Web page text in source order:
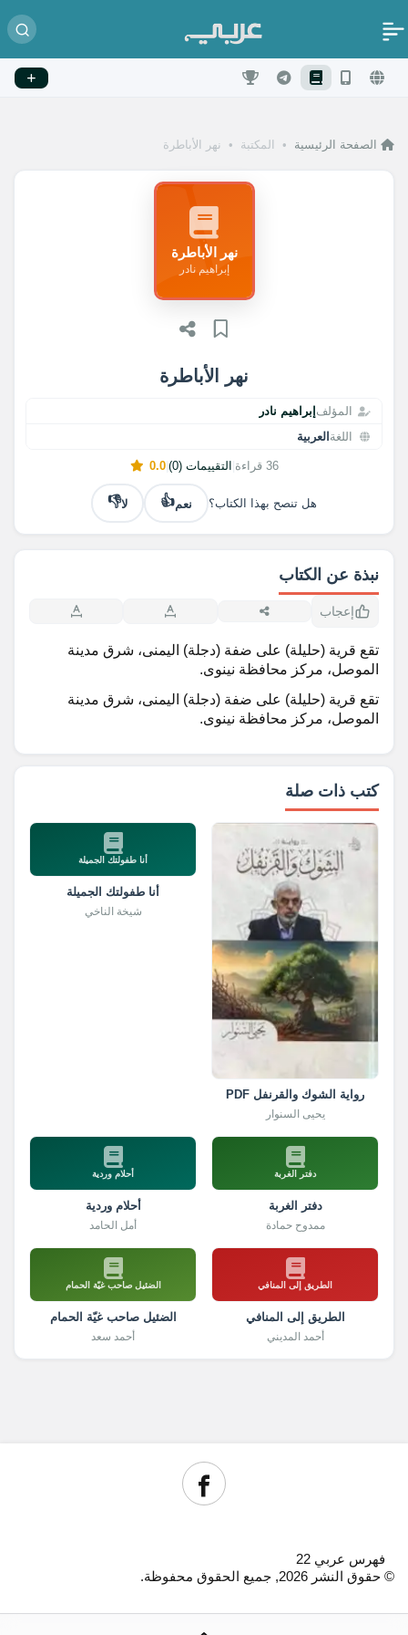
الصفحة الرئيسية • المكتبة • نهر الأباطرة
نهر الأباطرة
المؤلف إبراهيم نادر
اللغة العربية
36 قراءة التقييمات (0) |
0.0
هل تنصح بهذا الكتاب؟ نعم👍 لا👎
نهر الأباطرة
إبراهيم نادر
نبذة عن الكتاب
إعجاب
تقع قرية (حليلة) على ضفة (دجلة) اليمنى، شرق مدينة
الموصل، مركز محافظة نينوى.
تقع قرية (حليلة) على ضفة (دجلة) اليمنى، شرق مدينة
الموصل، مركز محافظة نينوى.
كتب ذات صلة
رواية الشوك والقرنفل PDF
يحيى السنوار
أنا طفولتك الجميلة
أنا طفولتك الجميلة
شيخة الناخي
دفتر الغربة
دفتر الغربة
ممدوح حمادة
أحلام وردية
أحلام وردية
أمل الحامد
الطريق إلى المنافي
الطريق إلى المنافي
أحمد المديني
الضئيل صاحب غيّة الحمام
الضئيل صاحب غيّة الحمام
أحمد سعد
فهرس عربي 22
© حقوق النشر 2026, جميع الحقوق محفوظة.